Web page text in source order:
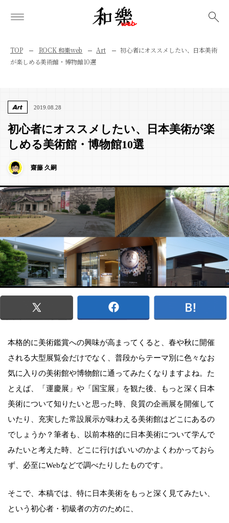
TOP ROCK 和樂web Art
初心者にオススメしたい、日本美術
が楽しめる美術館・博物館10選
Art 2019.08.28
初心者にオススメしたい、日本美術が楽
しめる美術館・博物館10選
齋藤 久嗣
本格的に美術鑑賞への興味が高まってくると、春や秋に開催
される大型展覧会だけでなく、普段からテーマ別に色々なお
気に入りの美術館や博物館に通ってみたくなりますよね。た
とえば、「運慶展」や「国宝展」を観た後、もっと深く日本
美術について知りたいと思った時、良質の企画展を開催して
いたり、充実した常設展示が味わえる美術館はどこにあるの
でしょうか？筆者も、以前本格的に日本美術について学んで
みたいと考えた時、どこに行けばいいのかよくわかっておら
ず、必至にWebなどで調べたりしたものです。
そこで、本稿では、特に日本美術をもっと深く見てみたい、
という初心者・初級者の方のために、